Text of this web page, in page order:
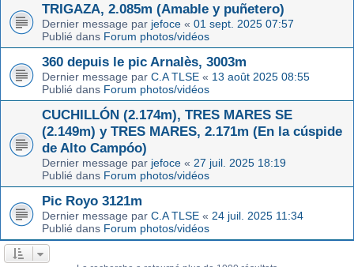
TRIGAZA, 2.085m (Amable y puñetero)
Dernier message par jefoce « 01 sept. 2025 07:57
Publié dans Forum photos/vidéos
360 depuis le pic Arnalès, 3003m
Dernier message par C.A TLSE « 13 août 2025 08:55
Publié dans Forum photos/vidéos
CUCHILLÓN (2.174m), TRES MARES SE
(2.149m) y TRES MARES, 2.171m (En la cúspide
de Alto Campóo)
Dernier message par jefoce « 27 juil. 2025 18:19
Publié dans Forum photos/vidéos
Pic Royo 3121m
Dernier message par C.A TLSE « 24 juil. 2025 11:34
Publié dans Forum photos/vidéos